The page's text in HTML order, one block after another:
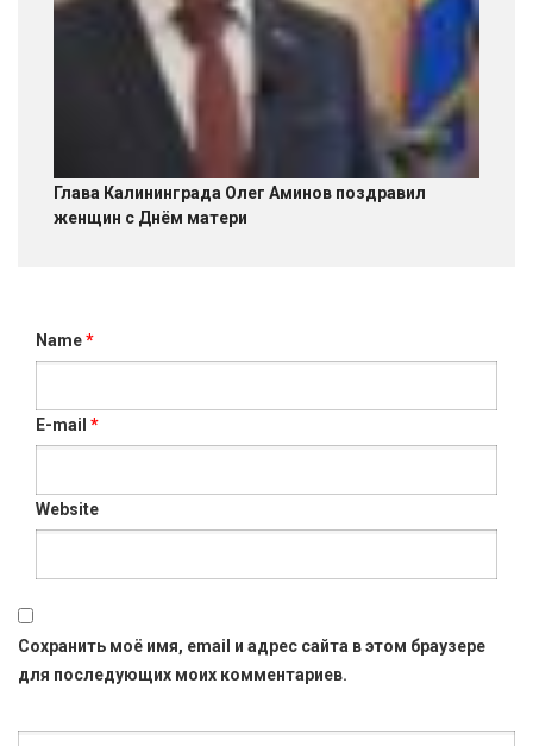
Глава Калининграда Олег Аминов поздравил
женщин с Днём матери
Name*
E-mail *
Website
Сохранить моё имя, email и адрес сайта в этом браузере
для последующих моих комментариев.